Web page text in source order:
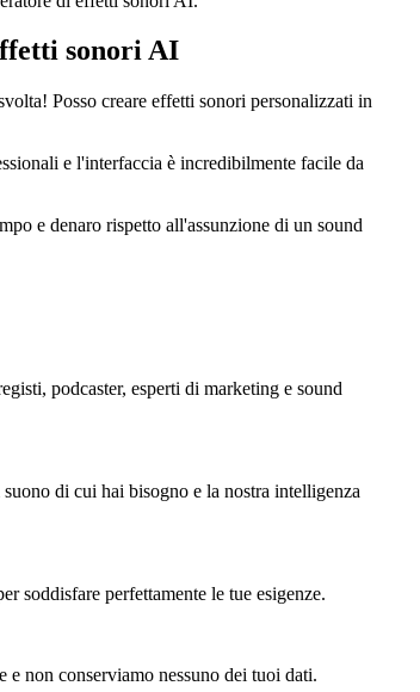
sonori AI
Posso creare effetti sonori personalizzati in
e l'interfaccia è incredibilmente facile da
e denaro rispetto all'assunzione di un sound
podcaster, esperti di marketing e sound
di cui hai bisogno e la nostra intelligenza
soddisfare perfettamente le tue esigenze.
non conserviamo nessuno dei tuoi dati.